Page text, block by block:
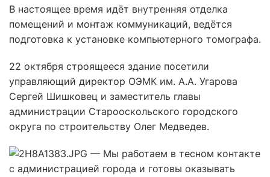
В настоящее время идёт внутренняя отделка
помещений и монтаж коммуникаций, ведётся
подготовка к установке компьютерного томографа.
22 октября строящееся здание посетили
управляющий директор ОЭМК им. А.А. Угарова
Сергей Шишковец и заместитель главы
администрации Старооскольского городского
округа по строительству Олег Медведев.
— Мы работаем в тесном контакте
с администрацией города и готовы оказывать